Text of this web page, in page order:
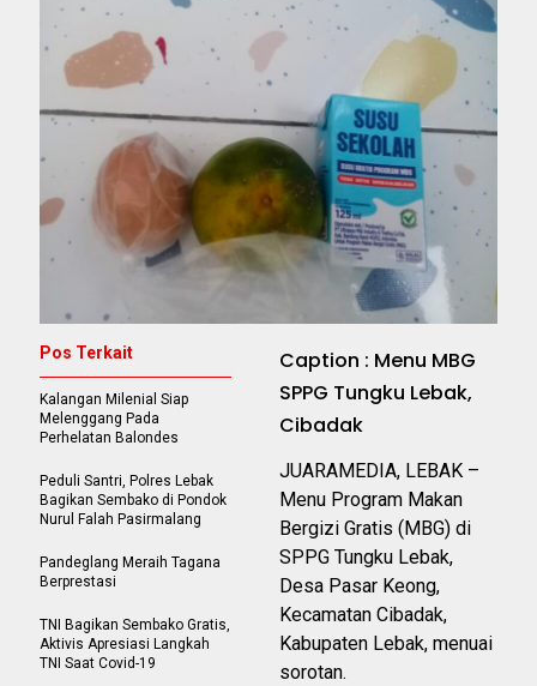
Caption : Menu MBG
SPPG Tungku Lebak,
Cibadak
JUARAMEDIA, LEBAK –
Menu Program Makan
Bergizi Gratis (MBG) di
SPPG Tungku Lebak,
Desa Pasar Keong,
Kecamatan Cibadak,
Kabupaten Lebak, menuai
sorotan.
Pos Terkait
Kalangan Milenial Siap
Melenggang Pada
Perhelatan Balondes
Peduli Santri, Polres Lebak
Bagikan Sembako di Pondok
Nurul Falah Pasirmalang
Pandeglang Meraih Tagana
Berprestasi
TNI Bagikan Sembako Gratis,
Aktivis Apresiasi Langkah
TNI Saat Covid-19